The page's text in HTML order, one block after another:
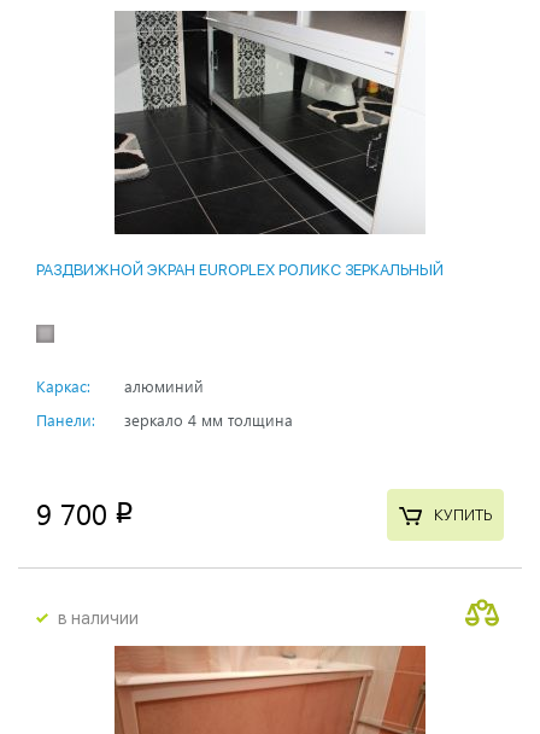
РАЗДВИЖНОЙ ЭКРАН EUROPLEX РОЛИКС ЗЕРКАЛЬНЫЙ
Каркас:
алюминий
Панели:
зеркало 4 мм толщина
9 700 p КУПИТЬ
в наличии